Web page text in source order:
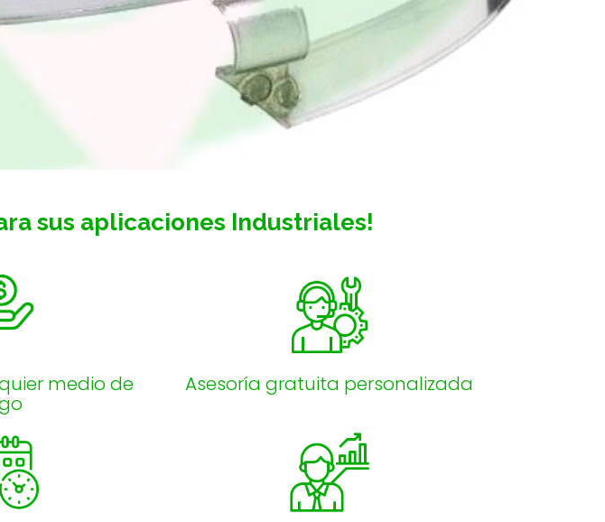
sus aplicaciones Industriales!
medio de Asesoría gratuita personalizada